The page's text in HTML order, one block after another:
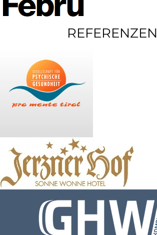
REFERENZEN